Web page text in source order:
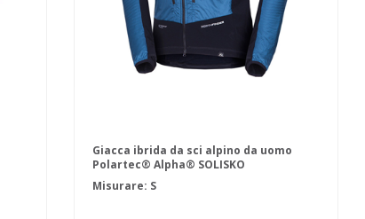
Giacca ibrida da sci alpino da uomo
Polartec® Alpha® SOLISKO
Misurare: S